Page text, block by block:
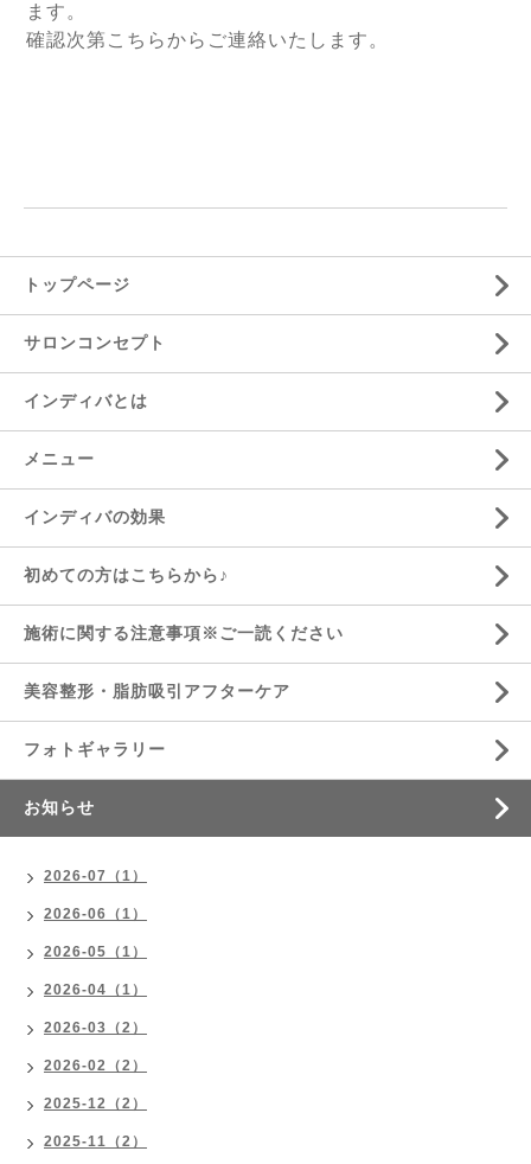
ます。
確認次第こちらからご連絡いたします。
トップページ
サロンコンセプト
インディバとは
メニュー
インディバの効果
初めての方はこちらから♪
施術に関する注意事項※ご一読ください
美容整形・脂肪吸引アフターケア
フォトギャラリー
お知らせ
2026-07（1）
2026-06（1）
2026-05（1）
2026-04（1）
2026-03（2）
2026-02（2）
2025-12（2）
2025-11（2）